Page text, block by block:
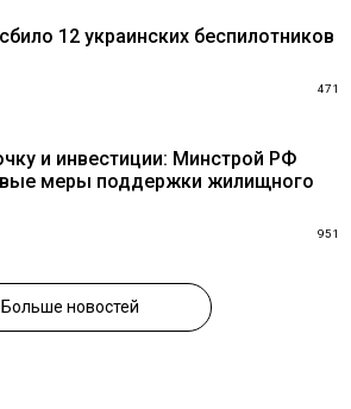
12 украинских беспилотников
471
и инвестиции: Минстрой РФ
меры поддержки жилищного
951
Больше новостей